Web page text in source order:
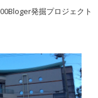
発掘プロジェクト